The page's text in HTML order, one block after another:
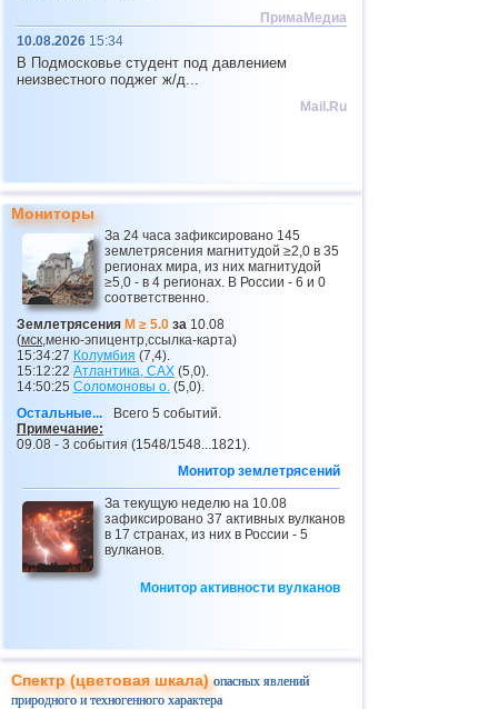
4,1...4,4 4
21
22 Индия
26 о.Виргинии (США)
27 Пуэрто-Рико 2,6...3,5 3
28 Португалия 3,5
29 Сальвадор
30 Коста-Рика
31 ДР
32 Гватемала
33 Восточный Тимор
34 Средиземное море (центр) 2,8 1
35 Аргентина 2,5...2,7 2
36 Ионическое море
2,6 1
ПримаМедиа
10.08.2026 15:34
В Подмосковье студент под давлением
неизвестного поджег ж/д...
Mail.Ru
Мониторы
За 24 часа зафиксировано 145
землетрясения магнитудой ≥2,0 в 35
регионах мира, из них магнитудой
≥5,0 - в 4 регионах. В России - 6 и 0
соответственно.
Землетрясения M ≥ 5.0 за 10.08
(мск,меню-эпицентр,ссылка-карта)
15:34:27 Колумбия (7,4).
15:12:22 Атлантика, САХ (5,0).
14:50:25 Соломоновы о. (5,0).
Остальные...
Всего 5 событий.
Примечание:
09.08 - 3 события (1548/1548...1821).
Монитор землетрясений
За текущую неделю на 10.08
зафиксировано 37 активных вулканов
в 17 странах, из них в России - 5
вулканов.
Монитор активности вулканов
Спектр (цветовая шкала)опасных явлений
природного и техногенного характера